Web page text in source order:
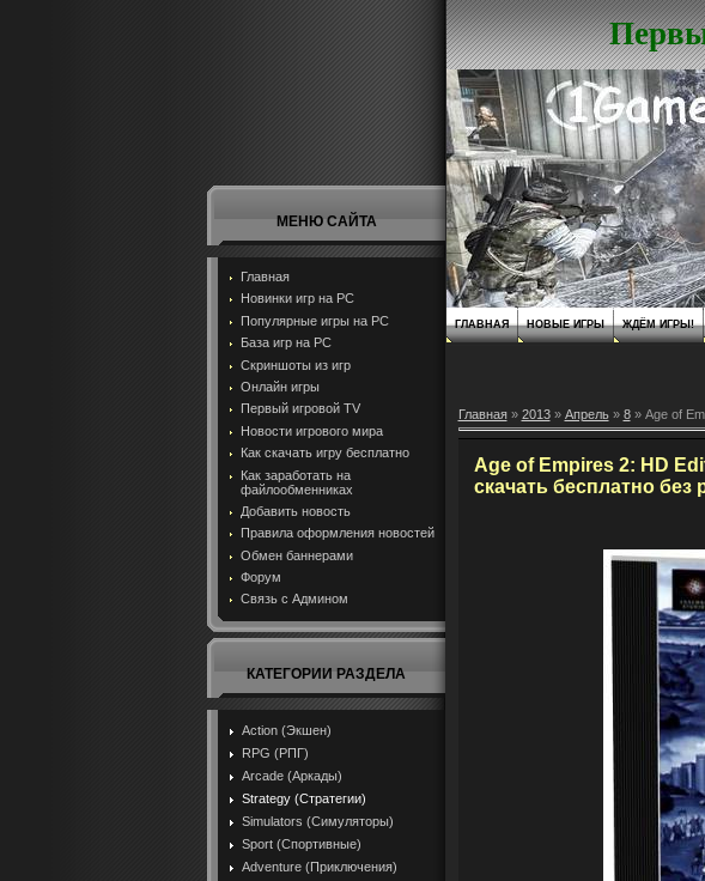
МЕНЮ САЙТА
Главная
Новинки игр на PC
Популярные игры на PC
База игр на РС
Скриншоты из игр
Онлайн игры
Первый игровой TV
Новости игрового мира
Как скачать игру бесплатно
Как заработать на
файлообменниках
Добавить новость
Правила оформления новостей
Обмен баннерами
Форум
Связь с Админом
КАТЕГОРИИ РАЗДЕЛА
Action (Экшен)
RPG (РПГ)
Arcade (Аркады)
Strategy (Стратегии)
Simulators (Симуляторы)
Sport (Спортивные)
Adventure (Приключения)
ГЛАВНАЯ НОВЫЕ ИГРЫ ЖДЁМ ИГРЫ!
Главная» 2013 » Апрель » 8» Age of
Age of Empires 2: HD
скачать бесплатно без